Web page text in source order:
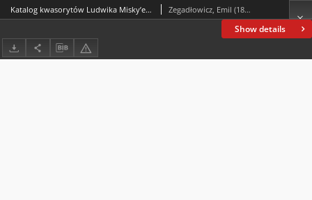
Show details
Katalog kwasorytów Ludwika Misky’ego znajdujących się w zbiorze gorzeńskim Emila Zegadłowicza Zegadłowicz, Emil (1888-1941)